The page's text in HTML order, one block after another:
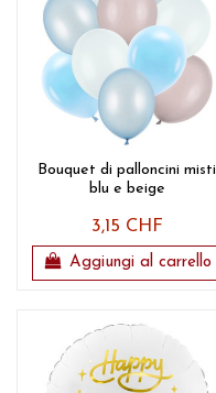
Bouquet di palloncini misti
blu e beige
3,15 CHF
Aggiungi al carrello